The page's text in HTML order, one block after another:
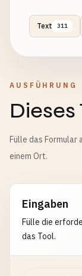
Text 311
AUSFÜHRUNG
Fülle das Formular
einem Ort.
Eingaben
Fülle die
das Tool.